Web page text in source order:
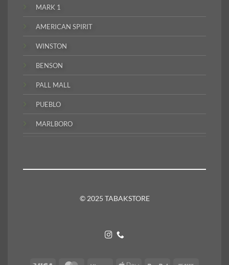
MARK 1
AMERICAN SPIRIT
WINSTON
BENSON
PALL MALL
PUEBLO
MARLBORO
© 2025 TABAKSTORE